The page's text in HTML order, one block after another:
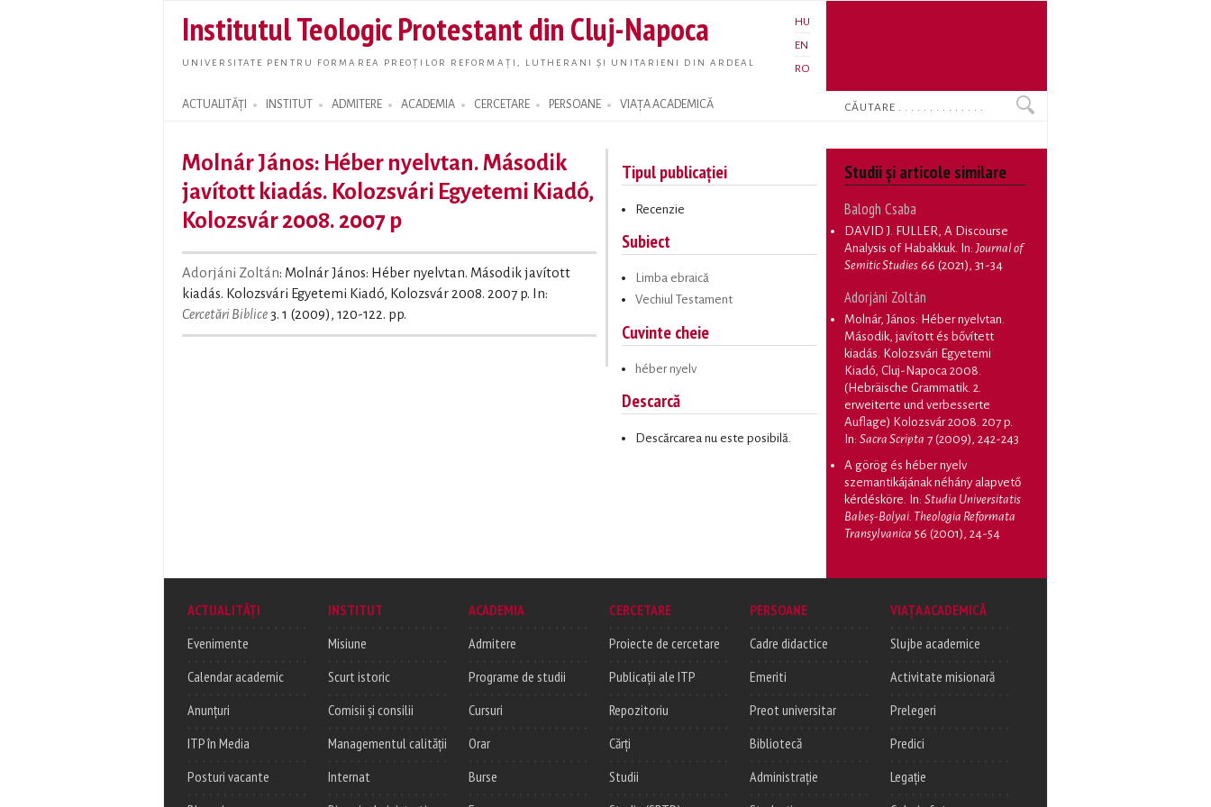
main
content
Institutul Teologic Protestant din Cluj-Napoca
UNIVERSITATE PENTRU FORMAREA PREOȚILOR REFORMAȚI, LUTHERANI ȘI UNITARIENI DIN ARDEAL
HU
EN
RO
ACTUALITĂȚI INSTITUT ADMITERE ACADEMIA CERCETARE PERSOANE VIAȚA ACADEMICĂ
Search form
Search
Molnár János: Héber nyelvtan. Második
javított kiadás. Kolozsvári Egyetemi Kiadó,
Kolozsvár 2008. 2007 p
Adorjáni Zoltán: Molnár János: Héber nyelvtan. Második javított
kiadás. Kolozsvári Egyetemi Kiadó, Kolozsvár 2008. 2007 p. In:
Cercetări Biblice3. 1 (2009), 120-122. pp.
Tipul publicației
Recenzie
Subiect
Limba ebraică
Vechiul Testament
Cuvinte cheie
héber nyelv
Descarcă
Descărcarea nu este posibilă.
Studii și articole similare
Balogh Csaba
DAVID J. FULLER, A Discourse
Analysis of Habakkuk . In: Journal of
Semitic Studies 66 (2021), 31-34
Adorjáni Zoltán
Molnár, János: Héber nyelvtan.
Második, javított és bővített
kiadás. Kolozsvári Egyetemi
Kiadó, Cluj-Napoca 2008.
(Hebräische Grammatik. 2.
erweiterte und verbesserte
Auflage) Kolozsvár 2008. 207 p
In: Sacra Scripta 7 (2009), 242-243
A görög és héber nyelv
szemantikájának néhány alapvető
kérdésköre . In: Studia Universitatis
Babeș-Bolyai. Theologia Reformata
Transylvanica 56 (2001), 24-54
ACTUALITĂȚI
Evenimente
Calendar academic
Anunțuri
ITP în Media
Posturi vacante
INSTITUT
Misiune
Scurt istoric
Comisii și consilii
Managementul calității
Internat
ACADEMIA
Admitere
Programe de studii
Cursuri
Orar
Burse
CERCETARE
Proiecte de cercetare
Publicații ale ITP
Repozitoriu
Cărți
Studii
PERSOANE
Cadre didactice
Emeriti
Preot universitar
Bibliotecă
Administrație
VIAȚA ACADEMICĂ
Slujbe academice
Activitate misionară
Prelegeri
Predici
Legație